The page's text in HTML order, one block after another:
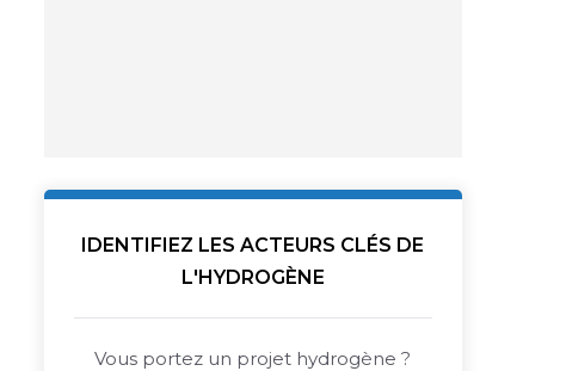
IDENTIFIEZ LES ACTEURS CLÉS DE
L'HYDROGÈNE
Vous portez un projet hydrogène ?